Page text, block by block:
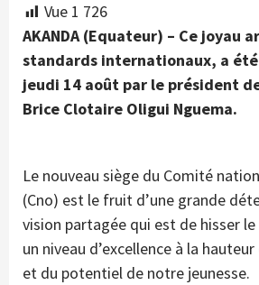
Vue 1 726
AKANDA (Equateur) – Ce joyau
standards internationaux, a
jeudi 14 août par le président
Brice Clotaire Oligui Nguema.
Le nouveau siège du Comité
(Cno) est le fruit d’une grande
vision partagée qui est de hisser
un niveau d’excellence à la
et du potentiel de notre jeunesse.